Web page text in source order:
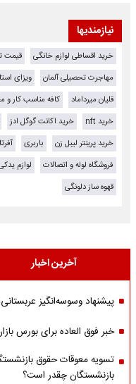
نیازمندیها
خرید اقساطی لوازم خانگی
مهاجرت تحصیلی آلمان
ویزای
قلیان میرداماد
کافه مناسب کار و
خرید nft
خرید اکانت گوگل ادز
خرید پرینتر لیبل زن
باربری
فروشگاه لوله و اتصالات
لوازم
قهوه ساز دلونگی
آخرین اخبار
پیشنهاد وسوسه‌انگیز
خبر فوق العاده برای بورس
تسویه معوقات حقوق
بازنشستگان چقدر است؟